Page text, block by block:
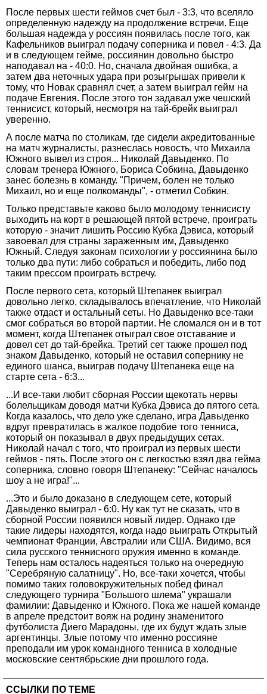
После первых шести геймов счет был - 3:3, что вселяло
определенную надежду на продолжение встречи. Еще
большая надежда у россиян появилась после того, как
Кафельников выиграл подачу соперника и повел - 4:3. Да
и в следующем гейме, россиянин довольно быстро
наподавал на - 40:0. Но, сначала двойная ошибка, а
затем два неточных удара при розыгрышах привели к
тому, что Новак сравнял счет, а затем выиграл гейм на
подаче Евгения. После этого тон задавал уже чешский
теннисист, который, несмотря на тай-брейк выиграл
уверенно.
А после матча по столикам, где сидели акредитованные
на матч журналисты, разнеслась новость, что Михаила
Южного вывел из строя... Николай Давыденко. По
словам тренера Южного, Бориса Собкина, Давыденко
занес болезнь в команду. "Причем, болен не только
Михаил, но и еще полкоманды", - отметил Собкин.
Только представьте каково было молодому теннисисту
выходить на корт в решающей пятой встрече, проиграть
которую - значит лишить Россию Кубка Дэвиса, который
завоевал для страны зараженным им, Давыденко
Южный. Следуя законам психологии у россиянина было
только два пути: либо собраться и победить, либо под
таким прессом проиграть встречу.
После первого сета, который Штепанек выиграл
довольно легко, складывалось впечатление, что Николай
также отдаст и остальный сеты. Но Давыденко все-таки
смог собраться во второй партии. Не сломался он и в тот
момент, когда Штепанек отыграл свое отставание и
довел сет до тай-брейка. Третий сет также прошел под
знаком Давыденко, который не оставил сопернику не
единого шанса, выиграв подачу Штепанека еще на
старте сета - 6:3...
...И все-таки любит сборная России щекотать нервы
болельщикам доводя матчи Кубка Дэвиса до пятого сета.
Когда казалось, что дело уже сделано, игра Давыденко
вдруг превратилась в жалкое подобие того тенниса,
который он показывал в двух предыдущих сетах.
Николай начал с того, что проиграл из первых шести
геймов - пять. После этого он с легкостью взял два гейма
соперника, словно говоря Штепанеку: "Сейчас началось
шоу а не игра!"...
...Это и было доказано в следующем сете, который
Давыденко выиграл - 6:0. Ну как тут не сказать, что в
сборной России появился новый лидер. Однако где
такие лидеры находятся, когда надо выиграть Открытый
чемпионат Франции, Австралии или США. Видимо, вся
сила русского теннисного оружия именно в команде.
Теперь нам осталось надеяться только на очередную
"Серебряную салатницу". Но, все-таки хочется, чтобы
помимо таких головокружительных побед финал
следующего турнира "Большого шлема" украшали
фамилии: Давыденко и Южного. Пока же нашей команде
в апреле предстоит вояж на родину знаменитого
футболиста Диего Марадоны, где их будут ждать злые
аргентинцы. Злые потому что именно россияне
преподали им урок командного тенниса в холодные
московские сентябрьские дни прошлого года.
ССЫЛКИ ПО ТЕМЕ